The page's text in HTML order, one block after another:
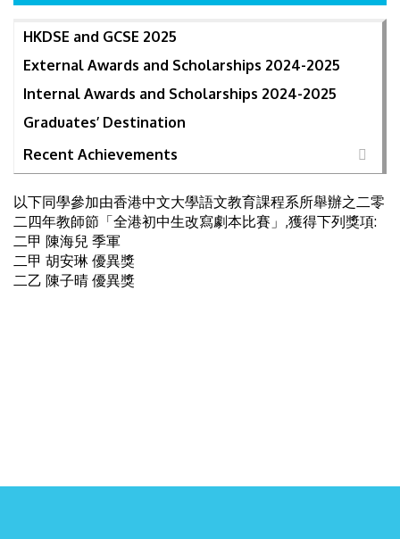
HKDSE and GCSE 2025
External Awards and Scholarships 2024-2025
Internal Awards and Scholarships 2024-2025
Graduates’ Destination
Recent Achievements
以下同學參加由香港中文大學語文教育課程系所舉辦之二零
二四年教師節「全港初中生改寫劇本比賽」,獲得下列獎項:
二甲 陳海兒 季軍
二甲 胡安琳 優異獎
二乙 陳子晴 優異獎